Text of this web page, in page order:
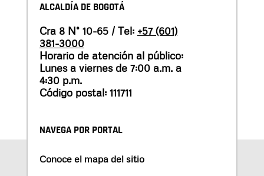
ALCALDÍA DE BOGOTÁ
Cra 8 N° 10-65 / Tel: +57 (601)
381-3000
Horario de atención al público:
Lunes a viernes de 7:00 a.m. a
4:30 p.m.
Código postal: 111711
NAVEGA POR PORTAL
Conoce el mapa del sitio